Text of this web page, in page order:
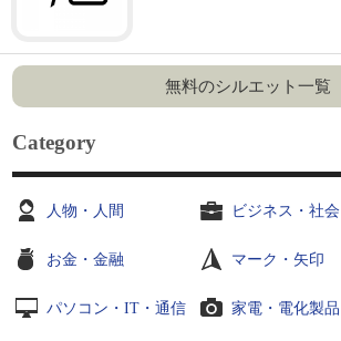
無料のシルエット一覧
Category
人物・人間 ビジネス・社会
お金・金融 マーク・矢印
パソコン・IT・通信 家電・電化製品